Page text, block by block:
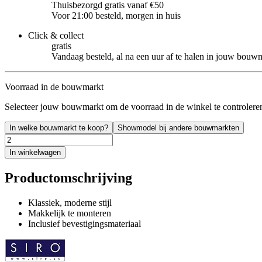
Thuisbezorgd gratis vanaf €50
Voor 21:00 besteld, morgen in huis
Click & collect
gratis
Vandaag besteld, al na een uur af te halen in jouw
Voorraad in de bouwmarkt
Selecteer jouw bouwmarkt om de voorraad in de winkel te
In welke bouwmarkt te koop? Showmodel bij andere bouwmarkten
In winkelwagen
Productomschrijving
Klassiek, moderne stijl
Makkelijk te monteren
Inclusief bevestigingsmateriaal